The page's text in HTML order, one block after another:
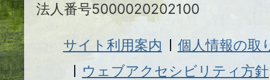
法人番号5000020202100
サイト利用案内
個人情報の取
ウェブアクセシビリティ方針